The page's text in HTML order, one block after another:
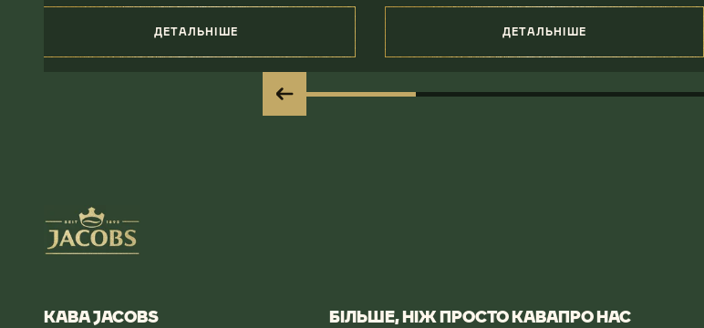
ДЕТАЛЬНІШЕ ДЕТАЛЬНІШЕ
КАВА JACOBS​ БІЛЬШЕ, НІЖ ПРОСТО КАВА​ПРО НАС